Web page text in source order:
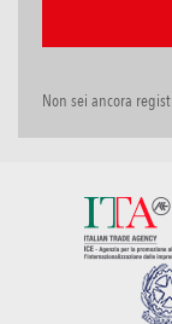
Non sei ancora